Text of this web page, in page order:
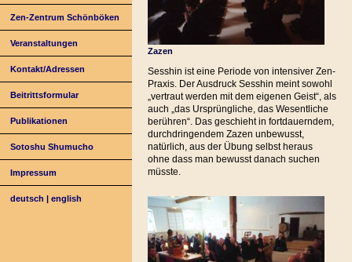
Zen-Zentrum Schönböken
Veranstaltungen
Kontakt/Adressen
Beitrittsformular
Publikationen
Sotoshu Shumucho
Impressum
deutsch |english
Zazen
Sesshin ist eine Periode von intensiver Zen-
Praxis. Der Ausdruck Sesshin meint sowohl
„vertraut werden mit dem eigenen Geist“, als
auch „das Ursprüngliche, das Wesentliche
berühren“. Das geschieht in fortdauerndem,
durchdringendem Zazen unbewusst,
natürlich, aus der Übung selbst heraus
ohne dass man bewusst danach suchen
müsste.